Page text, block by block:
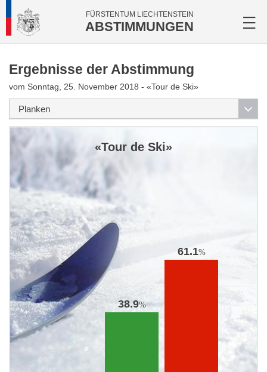
FÜRSTENTUM LIECHTENSTEIN
ABSTIMMUNGEN
Ergebnisse der Abstimmung
vom Sonntag, 25. November 2018 - «Tour de Ski»
«Tour de Ski»
38.9%
61.1%